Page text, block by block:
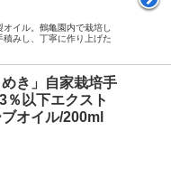
イル。鶴亀園内で栽培し
みし、丁寧に作り上げた
めき」自家栽培手
％以下エクスト
オイル/200ml